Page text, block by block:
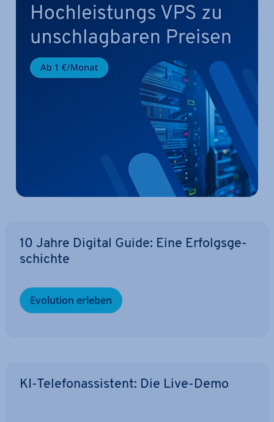
10 Jahre Digital Guide: Eine Er­folgs­ge­
schich­te
Evolution erleben
KI-Te­le­fon­as­sis­tent: Die Live-Demo